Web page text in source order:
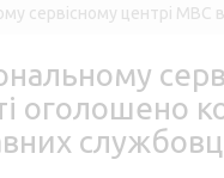
сервісному центрі МВС
оголошено